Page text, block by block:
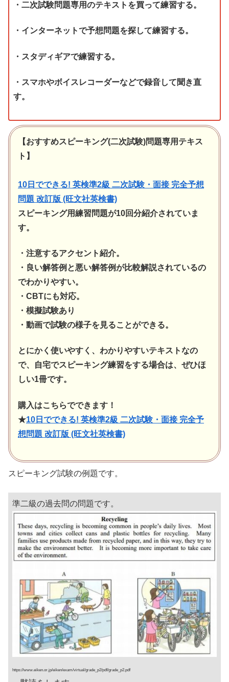
・二次試験問題専用のテキストを買って練習する。
・インターネットで予想問題を探して練習する。
・スタディギアで練習する。
・スマホやボイスレコーダーなどで録音して聞き直
す。
【おすすめスピーキング(二次試験)問題専用テキス
ト】
10日でできる! 英検準2級 二次試験・面接 完全予想
問題 改訂版 (旺文社英検書)
スピーキング用練習問題が10回分紹介されていま
す。
・注意するアクセント紹介。
・良い解答例と悪い解答例が比較解説されているの
でわかりやすい。
・CBTにも対応。
・模擬試験あり
・動画で試験の様子を見ることができる。
とにかく使いやすく、わかりやすいテキストなの
で、自宅でスピーキング練習をする場合は、ぜひほ
しい1冊です。
購入はこちらでできます！
★10日でできる! 英検準2級 二次試験・面接 完全予
想問題 改訂版 (旺文社英検書)
スピーキング試験の例題です。
準二級の過去問の問題です。
https://www.eiken.or.jp/eiken/exam/virtual/grade_p2/pdf/grade_p2.pdf